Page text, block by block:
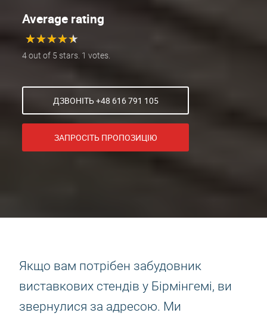
Average rating
★★★★★
★★★★★
4 out of 5 stars. 1 votes.
ДЗВОНІТЬ +48 616 791 105
ЗАПРОСІТЬ ПРОПОЗИЦІЮ
Якщо вам потрібен забудовник
виставкових стендів у Бірмінгемі, ви
звернулися за адресою. Ми